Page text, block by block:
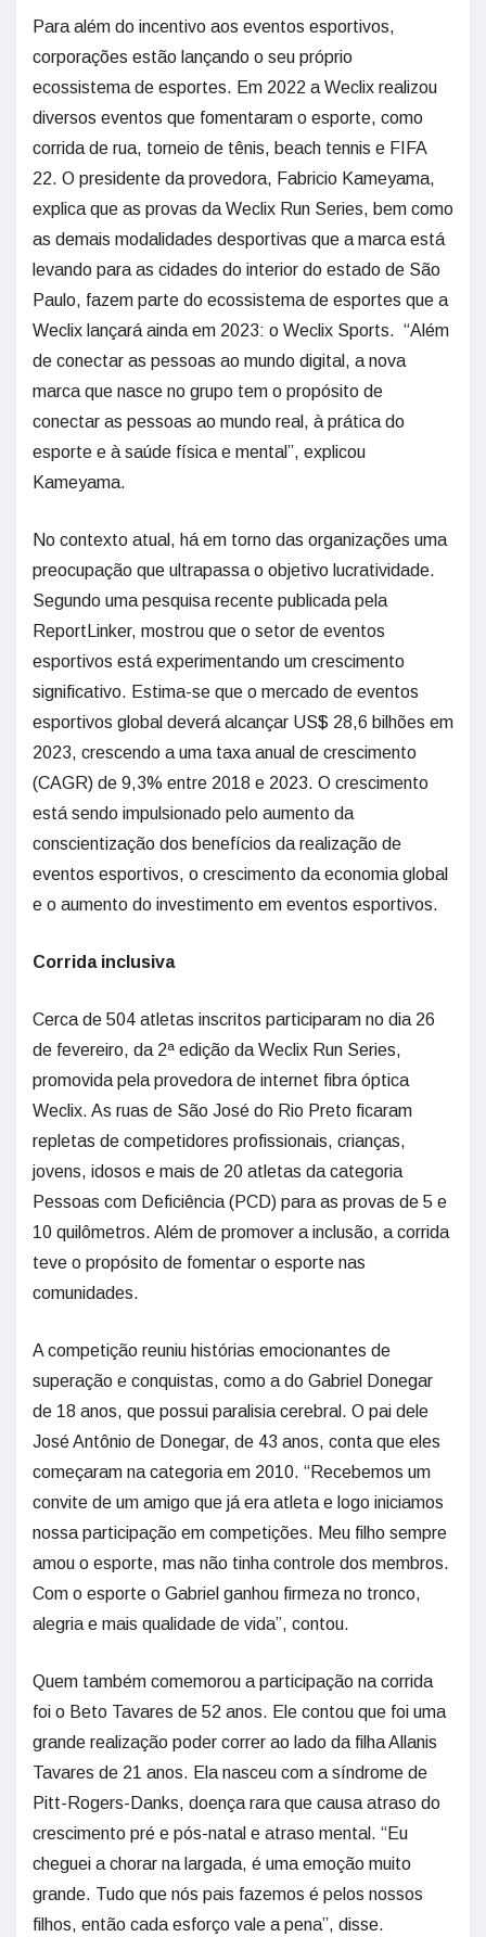
Para além do incentivo aos eventos esportivos,
corporações estão lançando o seu próprio
ecossistema de esportes. Em 2022 a Weclix realizou
diversos eventos que fomentaram o esporte, como
corrida de rua, torneio de tênis, beach tennis e FIFA
22. O presidente da provedora, Fabricio Kameyama,
explica que as provas da Weclix Run Series, bem como
as demais modalidades desportivas que a marca está
levando para as cidades do interior do estado de São
Paulo, fazem parte do ecossistema de esportes que a
Weclix lançará ainda em 2023: o Weclix Sports. “Além
de conectar as pessoas ao mundo digital, a nova
marca que nasce no grupo tem o propósito de
conectar as pessoas ao mundo real, à prática do
esporte e à saúde física e mental”, explicou
Kameyama.
No contexto atual, há em torno das organizações uma
preocupação que ultrapassa o objetivo lucratividade.
Segundo uma pesquisa recente publicada pela
ReportLinker, mostrou que o setor de eventos
esportivos está experimentando um crescimento
significativo. Estima-se que o mercado de eventos
esportivos global deverá alcançar US$ 28,6 bilhões em
2023, crescendo a uma taxa anual de crescimento
(CAGR) de 9,3% entre 2018 e 2023. O crescimento
está sendo impulsionado pelo aumento da
conscientização dos benefícios da realização de
eventos esportivos, o crescimento da economia global
e o aumento do investimento em eventos esportivos.
Corrida inclusiva
Cerca de 504 atletas inscritos participaram no dia 26
de fevereiro, da 2ª edição da Weclix Run Series,
promovida pela provedora de internet fibra óptica
Weclix. As ruas de São José do Rio Preto ficaram
repletas de competidores profissionais, crianças,
jovens, idosos e mais de 20 atletas da categoria
Pessoas com Deficiência (PCD) para as provas de 5 e
10 quilômetros. Além de promover a inclusão, a corrida
teve o propósito de fomentar o esporte nas
comunidades.
A competição reuniu histórias emocionantes de
superação e conquistas, como a do Gabriel Donegar
de 18 anos, que possui paralisia cerebral. O pai dele
José Antônio de Donegar, de 43 anos, conta que eles
começaram na categoria em 2010. “Recebemos um
convite de um amigo que já era atleta e logo iniciamos
nossa participação em competições. Meu filho sempre
amou o esporte, mas não tinha controle dos membros.
Com o esporte o Gabriel ganhou firmeza no tronco,
alegria e mais qualidade de vida”, contou.
Quem também comemorou a participação na corrida
foi o Beto Tavares de 52 anos. Ele contou que foi uma
grande realização poder correr ao lado da filha Allanis
Tavares de 21 anos. Ela nasceu com a síndrome de
Pitt-Rogers-Danks, doença rara que causa atraso do
crescimento pré e pós-natal e atraso mental. “Eu
cheguei a chorar na largada, é uma emoção muito
grande. Tudo que nós pais fazemos é pelos nossos
filhos, então cada esforço vale a pena”, disse.